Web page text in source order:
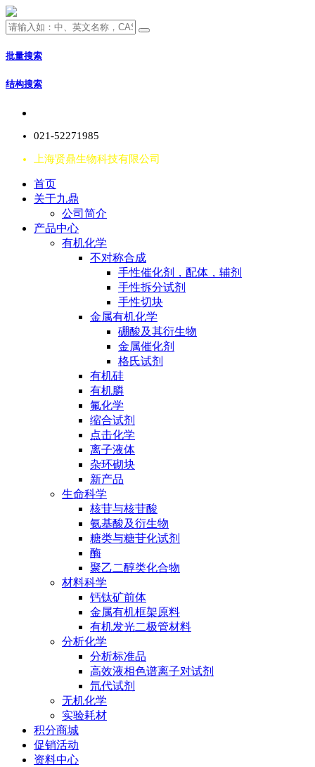
批量搜索
结构搜索
021-52271985
上海贤鼎生物科技有限公司
首页
关于九鼎
公司简介
产品中心
有机化学
不对称合成
手性催化剂，配体，辅剂
手性拆分试剂
手性切块
金属有机化学
硼酸及其衍生物
金属催化剂
格氏试剂
有机硅
有机膦
氟化学
缩合试剂
点击化学
离子液体
杂环砌块
新产品
生命科学
核苷与核苷酸
氨基酸及衍生物
糖类与糖苷化试剂
酶
聚乙二醇类化合物
材料科学
钙钛矿前体
金属有机框架原料
有机发光二极管材料
分析化学
分析标准品
高效液相色谱离子对试剂
氘代试剂
无机化学
实验耗材
积分商城
促销活动
资料中心